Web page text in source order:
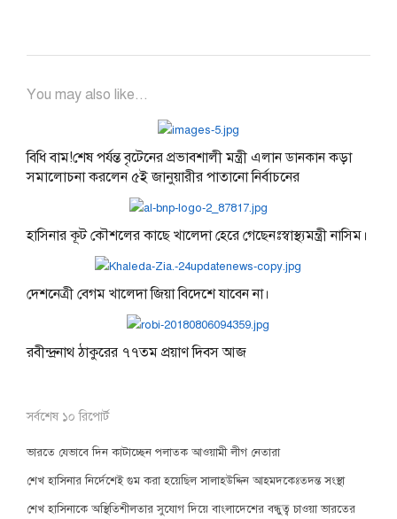
You may also like...
বিধি বাম!শেষ পর্যন্ত বৃটেনের প্রভাবশালী মন্ত্রী এলান ডানকান কড়া
সমালোচনা করলেন ৫ই জানুয়ারীর পাতানো নির্বাচনের
হাসিনার কূট কৌশলের কাছে খালেদা হেরে গেছেনঃস্বাস্থ্যমন্ত্রী নাসিম।
দেশনেত্রী বেগম খালেদা জিয়া বিদেশে যাবেন না।
রবীন্দ্রনাথ ঠাকুরের ৭৭তম প্রয়াণ দিবস আজ
সর্বশেষ ১০ রিপোর্ট
ভারতে যেভাবে দিন কাটাচ্ছেন পলাতক আওয়ামী লীগ নেতারা
শেখ হাসিনার নির্দেশেই গুম করা হয়েছিল সালাহউদ্দিন আহমদকেঃতদন্ত সংস্থা
শেখ হাসিনাকে অস্থিতিশীলতার সুযোগ দিয়ে বাংলাদেশের বন্ধুত্ব চাওয়া ভারতের